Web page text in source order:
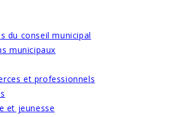
du conseil municipal
municipaux
et professionnels
et jeunesse